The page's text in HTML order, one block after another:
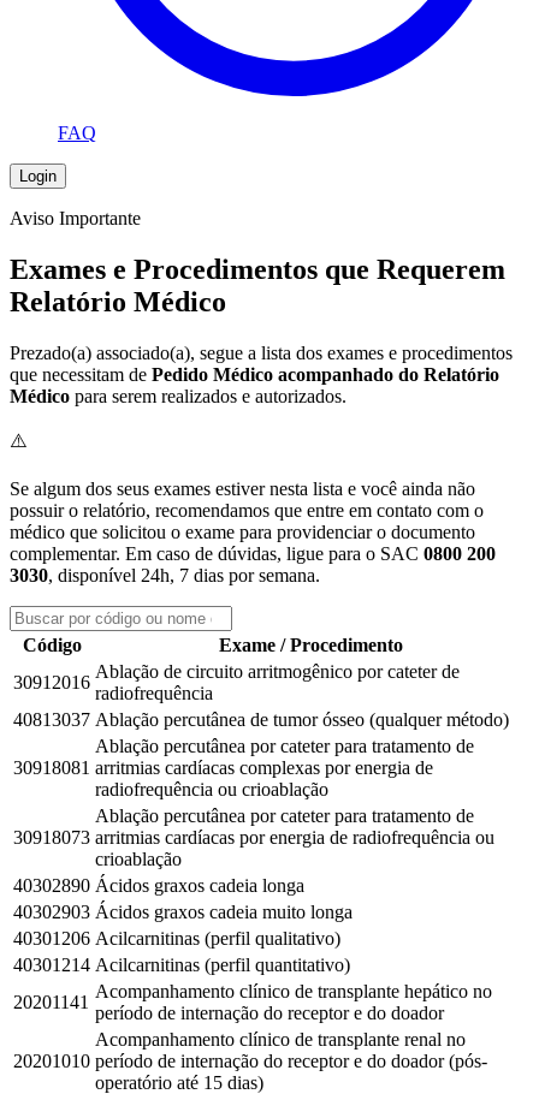
FAQ
Login
Aviso Importante
Exames e Procedimentos que Requerem
Relatório Médico
Prezado(a) associado(a), segue a lista dos exames e procedimentos
que necessitam de Pedido Médico acompanhado do Relatório
Médico para serem realizados e autorizados.
⚠️
Se algum dos seus exames estiver nesta lista e você ainda não
possuir o relatório, recomendamos que entre em contato com o
médico que solicitou o exame para providenciar o documento
complementar. Em caso de dúvidas, ligue para o SAC 0800 200
3030, disponível 24h, 7 dias por semana.
Código
Exame / Procedimento
30912016
Ablação de circuito arritmogênico por cateter de
radiofrequência
40813037 Ablação percutânea de tumor ósseo (qualquer método)
30918081
Ablação percutânea por cateter para tratamento de
arritmias cardíacas complexas por energia de
radiofrequência ou crioablação
30918073
Ablação percutânea por cateter para tratamento de
arritmias cardíacas por energia de radiofrequência ou
crioablação
40302890 Ácidos graxos cadeia longa
40302903 Ácidos graxos cadeia muito longa
40301206 Acilcarnitinas (perfil qualitativo)
40301214 Acilcarnitinas (perfil quantitativo)
20201141
Acompanhamento clínico de transplante hepático no
período de internação do receptor e do doador
20201010
Acompanhamento clínico de transplante renal no
período de internação do receptor e do doador (pós-
operatório até 15 dias)